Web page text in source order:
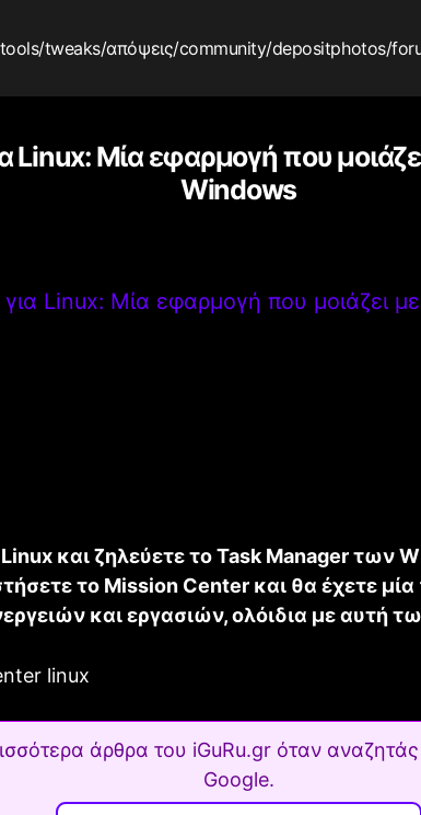
/tweaks/απόψεις/community/depositphotos/
Linux: Μία εφαρμογή που
Windows
Linux: Μία εφαρμογή που μοιάζει
και ζηλεύετε το Task Manager των
το Mission Center και θα έχετε
και εργασιών, ολόιδια με αυτή
άρθρα του iGuRu.gr όταν αναζητάς
Google.